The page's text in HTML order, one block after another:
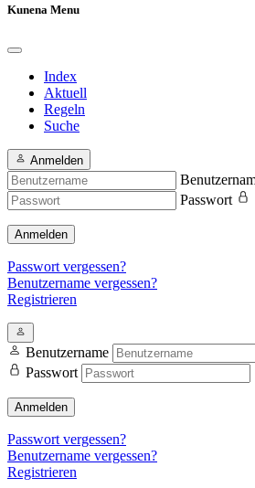
Kunena Menu
Index
Aktuell
Regeln
Suche
Anmelden
Passwort
Anmelden
Passwort vergessen?
Benutzername vergessen?
Registrieren
Benutzername
Passwort
Anmelden
Passwort vergessen?
Benutzername vergessen?
Registrieren